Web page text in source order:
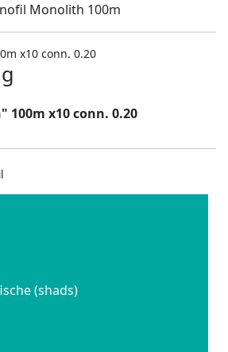
Monolith 100m
x10 conn. 0.20
x10 conn. 0.20
(shads)